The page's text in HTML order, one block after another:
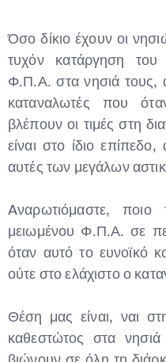
Όσο δίκιο έχουν οι
τυχόν κατάργηση του
Φ.Π.Α. στα νησιά τους,
καταναλωτές που
βλέπουν οι τιμές στη
είναι στο ίδιο
αυτές των μεγάλων
Aναρωτιόμαστε,
μειωμένου Φ.Π.Α. σε
όταν αυτό το ευνοϊκό
ούτε στο ελάχιστο ο
Θέση μας είναι, ναι
καθεστώτος στα